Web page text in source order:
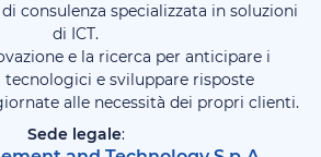
consulenza specializzata in soluzioni
di ICT.
e la ricerca per anticipare i
e sviluppare risposte
alle necessità dei propri clienti.
Sede legale: